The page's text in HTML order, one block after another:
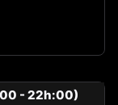
- 22h:00)